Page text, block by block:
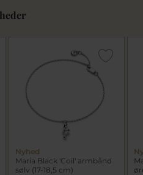
Nyhed
Maria Black 'Coil' armbånd
sølv (17-18,5 cm)